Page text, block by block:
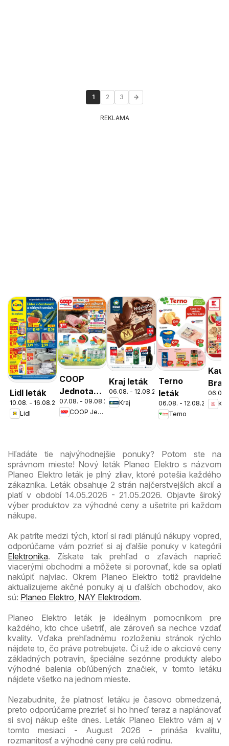
1 2 3
REKLAMA
Lidl leták
10.08. - 16.08.2026
Lidl
COOP
Jednota
cez víkend
ešte
07.08. - 09.08.2026
COOP Jednota
Kraj leták
06.08. - 12.08.2026
Kraj
Terno
leták
06.08. - 12.08.2026
Terno
Nové
06.08.
Hľadáte tie najvýhodnejšie ponuky? Potom ste na
správnom mieste! Nový leták Planeo Elektro s názvom
Planeo Elektro leták je plný zliav, ktoré potešia každého
zákazníka. Leták obsahuje 2 strán najčerstvejších akcií a
platí v období 14.05.2026 - 21.05.2026. Objavte široký
výber produktov za výhodné ceny a ušetrite pri každom
nákupe.
Ak patríte medzi tých, ktorí si radi plánujú nákupy vopred,
odporúčame vám pozrieť si aj ďalšie ponuky v kategórii
Elektronika. Získate tak prehľad o zľavách naprieč
viacerými obchodmi a môžete si porovnať, kde sa oplatí
nakúpiť najviac. Okrem Planeo Elektro totiž pravidelne
aktualizujeme akčné ponuky aj u ďalších obchodov, ako
sú: Planeo Elektro NAY Elektrodom.
Planeo Elektro leták je ideálnym pomocníkom pre
každého, kto chce ušetriť, ale zároveň sa nechce vzdať
kvality. Vďaka prehľadnému rozloženiu stránok rýchlo
nájdete to, čo práve potrebujete. Či už ide o akciové ceny
základných potravín, špeciálne sezónne produkty alebo
výhodné balenia obľúbených značiek, v tomto letáku
nájdete všetko na jednom mieste.
Nezabudnite, že platnosť letáku je časovo obmedzená,
preto odporúčame prezrieť si ho hneď teraz a naplánovať
si svoj nákup ešte dnes. Leták Planeo Elektro vám aj v
tomto mesiaci - August 2026 - prináša kvalitu,
rozmanitosť a výhodné ceny pre celú rodinu.